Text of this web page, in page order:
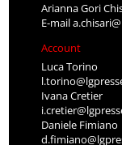
Arianna Gori
E-mail
Account
Luca Torino
Ivana Cretier
Daniele Fimiano